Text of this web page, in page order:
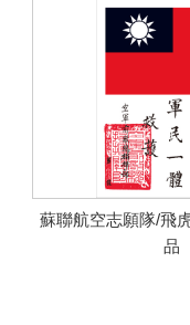
蘇聯航空志願隊/飛
品